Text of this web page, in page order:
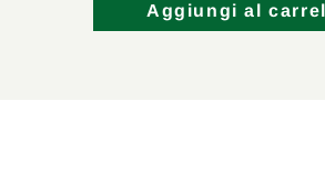
Aggiungi al